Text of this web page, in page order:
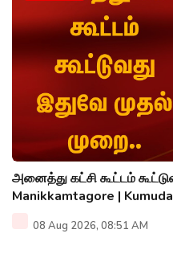
அனைத்து கட்சி கூட்டம்
Manikkamtagore |
08 Aug 2026, 08:51 AM